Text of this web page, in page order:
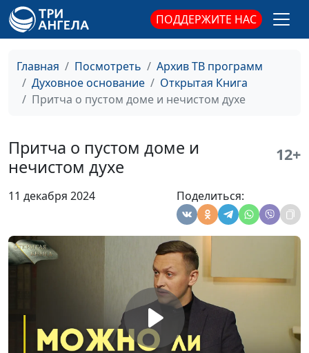
ПОДДЕРЖИТЕ НАС
Главная Посмотреть
Архив ТВ программ
Духовное основание
Открытая Книга
Притча о пустом доме и нечистом духе
Притча о пустом доме и
нечистом духе
12+
11 декабря 2024 Поделиться:
магистр богословия
Заблудшая овца и
Юлия Синицына,
священнослужитель,
магистр богословия
священнослужитель,
Как проявляется наша
Юлия Синицына,
Александр Синицын,
священнослужитель,
магистр богословия
Что делать, чтобы Бог нас
Юлия Синицына,
Александр Синицын,
священнослужитель,
магистр богословия
Притча о фарисее и мытаре
Юлия Синицына,